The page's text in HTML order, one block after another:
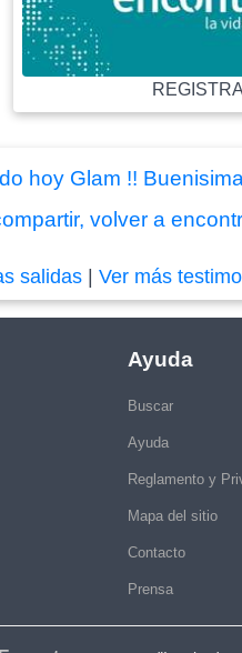
hoy Glam !!
volver a
salidas |Ver más
Ayuda
Buscar
Ayuda
Reglamento y
Mapa del sitio
Contacto
Prensa